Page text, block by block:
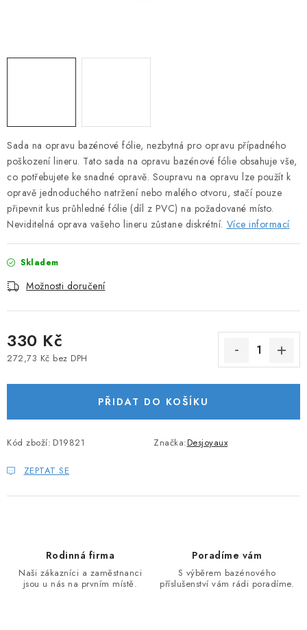
Sada na opravu bazénové fólie, nezbytná pro opravu případného
poškození lineru. Tato sada na opravu bazénové fólie obsahuje vše,
co potřebujete ke snadné opravě. Soupravu na opravu lze použít k
opravě jednoduchého natržení nebo malého otvoru, stačí pouze
připevnit kus průhledné fólie (díl z PVC) na požadované místo.
Neviditelná oprava vašeho lineru zůstane diskrétní. Více informací
Skladem
Možnosti doručení
330 Kč
272,73 Kč bez DPH
PŘIDAT DO KOŠÍKU
Kód zboží: D19821 Značka:Desjoyaux
ZEPTAT SE
Rodinná firma
Naši zákazníci a zaměstnanci
jsou u nás na prvním místě.
Poradíme vám
S výběrem bazénového
příslušenství vám rádi poradíme.